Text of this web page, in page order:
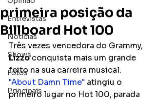
Entrevistas
Notícias
Shows
Fotos
Principais
primeira posição da
Billboard Hot 100
Três vezes vencedora do Grammy,
Lizzo conquista mais um grande
feito na sua carreira musical.
"About Damn Time" atingiu o
primeiro lugar no Hot 100, parada